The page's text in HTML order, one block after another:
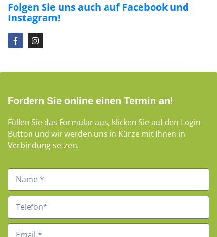
Folgen Sie uns auch auf Facebook und
Instagram!
Fordern Sie online einen Termin an!
Füllen Sie das Formular aus, klicken Sie auf den Login-
Button und wir werden uns in Kürze mit Ihnen in
Verbindung setzen.